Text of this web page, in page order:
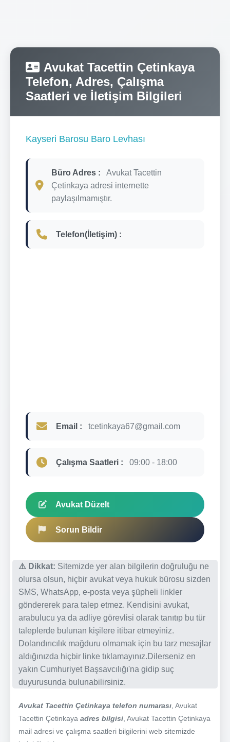
Avukat Tacettin Çetinkaya
Telefon, Adres, Çalışma
Saatleri ve İletişim Bilgileri
Kayseri Barosu Baro Levhası
Büro Adres :
Avukat Tacettin
Çetinkaya adresi internette
paylaşılmamıştır.
Telefon(İletişim) :
Email : tcetinkaya67@gmail.com
Çalışma Saatleri : 09:00 - 18:00
Avukat Düzelt
Sorun Bildir
⚠️ Dikkat: Sitemizde yer alan bilgilerin doğruluğu ne
olursa olsun, hiçbir avukat veya hukuk bürosu sizden
SMS, WhatsApp, e-posta veya şüpheli linkler
göndererek para talep etmez. Kendisini avukat,
arabulucu ya da adliye görevlisi olarak tanıtıp bu tür
taleplerde bulunan kişilere itibar etmeyiniz.
Dolandırıcılık mağduru olmamak için bu tarz mesajlar
aldığınızda hiçbir linke tıklamayınız.Dilerseniz en
yakın Cumhuriyet Başsavcılığı'na gidip suç
duyurusunda bulunabilirsiniz.
Avukat Tacettin Çetinkaya telefon numarası , Avukat
Tacettin Çetinkaya adres bilgisi , Avukat Tacettin Çetinkaya
mail adresi ve çalışma saatleri bilgilerini web sitemizde